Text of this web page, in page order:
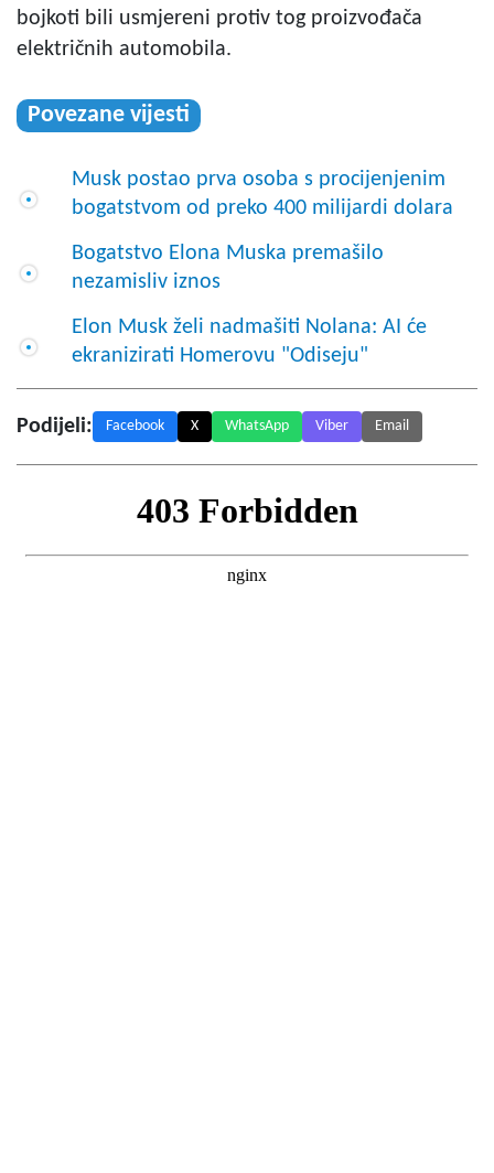
bojkoti bili usmjereni protiv tog proizvođača
električnih automobila.
Povezane vijesti
Musk postao prva osoba s procijenjenim
bogatstvom od preko 400 milijardi dolara
Bogatstvo Elona Muska premašilo
nezamisliv iznos
Elon Musk želi nadmašiti Nolana: AI će
ekranizirati Homerovu "Odiseju"
Podijeli: Facebook X WhatsApp Viber Email